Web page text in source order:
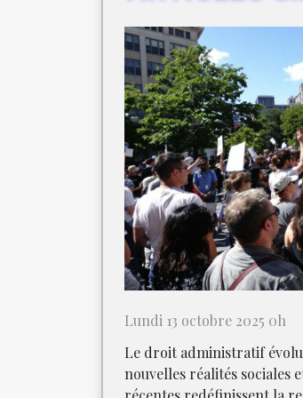
Lundi 13 octobre 2025 0h
Le droit administratif
nouvelles réalités sociales